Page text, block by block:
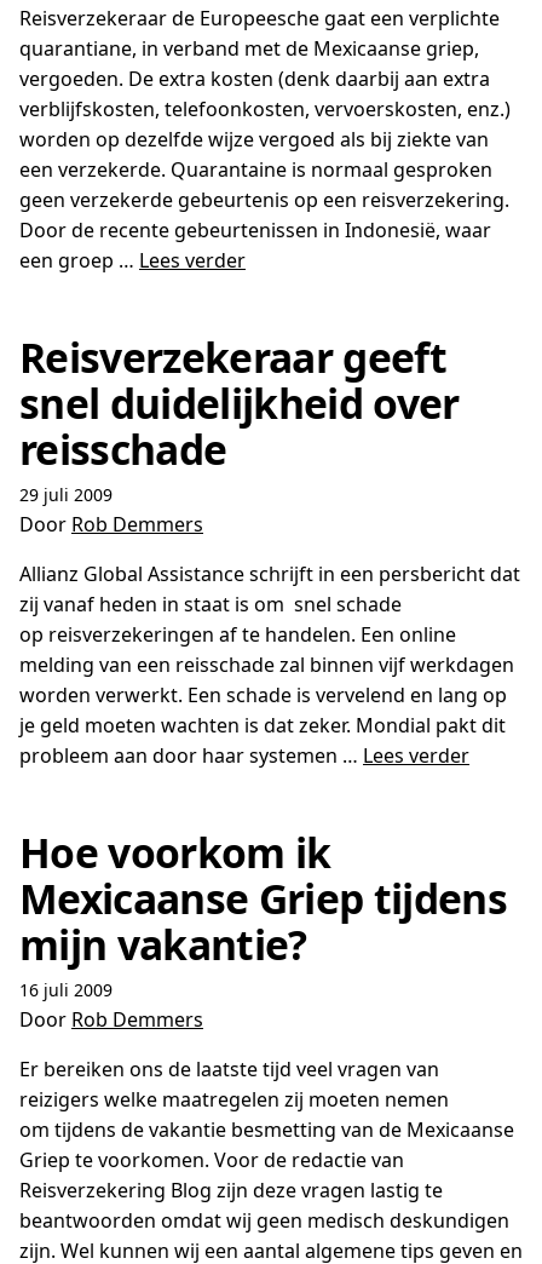
Reisverzekeraar de Europeesche gaat een verplichte
quarantiane, in verband met de Mexicaanse griep,
vergoeden. De extra kosten (denk daarbij aan extra
verblijfskosten, telefoonkosten, vervoerskosten, enz.)
worden op dezelfde wijze vergoed als bij ziekte van
een verzekerde. Quarantaine is normaal gesproken
geen verzekerde gebeurtenis op een reisverzekering.
Door de recente gebeurtenissen in Indonesië, waar
een groep … Lees verder
Reisverzekeraar geeft
snel duidelijkheid over
reisschade
29 juli 2009
Door Rob Demmers
Allianz Global Assistance schrijft in een persbericht dat
zij vanaf heden in staat is om snel schade
op reisverzekeringen af te handelen. Een online
melding van een reisschade zal binnen vijf werkdagen
worden verwerkt. Een schade is vervelend en lang op
je geld moeten wachten is dat zeker. Mondial pakt dit
probleem aan door haar systemen … Lees verder
Hoe voorkom ik
Mexicaanse Griep tijdens
mijn vakantie?
16 juli 2009
Door Rob Demmers
Er bereiken ons de laatste tijd veel vragen van
reizigers welke maatregelen zij moeten nemen
om tijdens de vakantie besmetting van de Mexicaanse
Griep te voorkomen. Voor de redactie van
Reisverzekering Blog zijn deze vragen lastig te
beantwoorden omdat wij geen medisch deskundigen
zijn. Wel kunnen wij een aantal algemene tips geven en